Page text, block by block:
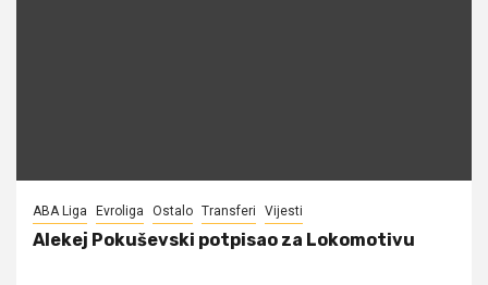
ABA Liga Evroliga Ostalo Transferi Vijesti
Alekej Pokuševski potpisao za Lokomotivu